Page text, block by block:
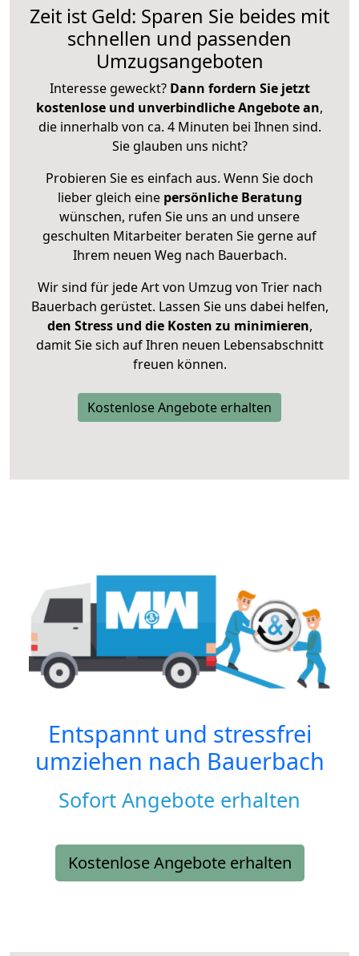
Zeit ist Geld: Sparen Sie beides mit
schnellen und passenden
Umzugsangeboten
Interesse geweckt? Dann fordern Sie jetzt
kostenlose und unverbindliche Angebote an,
die innerhalb von ca. 4 Minuten bei Ihnen sind.
Sie glauben uns nicht?
Probieren Sie es einfach aus. Wenn Sie doch
lieber gleich eine persönliche Beratung
wünschen, rufen Sie uns an und unsere
geschulten Mitarbeiter beraten Sie gerne auf
Ihrem neuen Weg nach Bauerbach.
Wir sind für jede Art von Umzug von Trier nach
Bauerbach gerüstet. Lassen Sie uns dabei helfen,
den Stress und die Kosten zu minimieren,
damit Sie sich auf Ihren neuen Lebensabschnitt
freuen können.
Kostenlose Angebote erhalten
Entspannt und stressfrei
umziehen nach Bauerbach
Sofort Angebote erhalten
Kostenlose Angebote erhalten